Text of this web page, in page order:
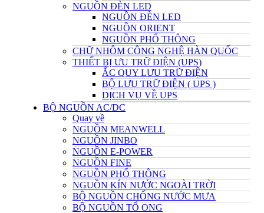
NGUỒN ĐÈN LED
NGUỒN ĐÈN LED
NGUỒN ORIENT
NGUỒN PHỔ THÔNG
CHỮ NHÔM CÔNG NGHỆ HÀN QUỐC
THIẾT BỊ ƯU TRỮ ĐIỆN (UPS)
ẮC QUY LƯU TRỮ ĐIỆN
BỘ LƯU TRỮ ĐIỆN ( UPS )
DỊCH VỤ VỀ UPS
BỘ NGUỒN AC/DC
Quay về
NGUỒN MEANWELL
NGUỒN JINBO
NGUỒN E-POWER
NGUỒN FINE
NGUỒN PHỔ THÔNG
NGUỒN KÍN NƯỚC NGOÀI TRỜI
BỘ NGUỒN CHỐNG NƯỚC MƯA
BỘ NGUỒN TỔ ONG